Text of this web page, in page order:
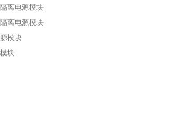
离电源模块
离电源模块
模块
块